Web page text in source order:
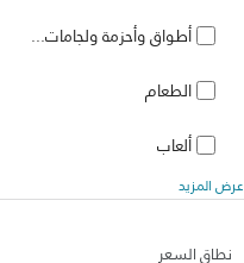
أطواق وأحزمة ولجامات...
الطعام
ألعاب
عرض المزيد
نطاق السعر